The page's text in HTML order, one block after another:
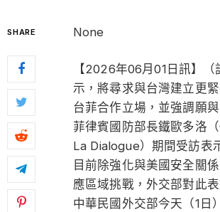
SHARE None
【2026年06月01日訊】
示，將尋求與台灣建立更
台菲合作立場，並強調願
菲律賓國防部長鐵歐多洛
La Dialogue）期間受訪表
目前除強化與美國安全關
應區域挑戰，外交部對此
中華民國外交部今天（1日